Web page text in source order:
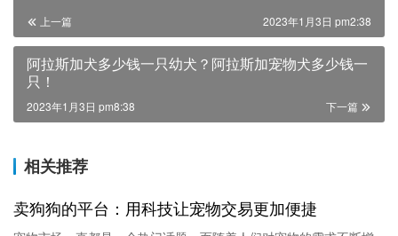
上一篇 2023年1月3日 pm2:38
阿拉斯加犬多少钱一只幼犬？阿拉斯加宠物犬多少钱一
只！
下一篇
2023年1月3日 pm8:38
相关推荐
卖狗狗的平台：用科技让宠物交易更加便捷